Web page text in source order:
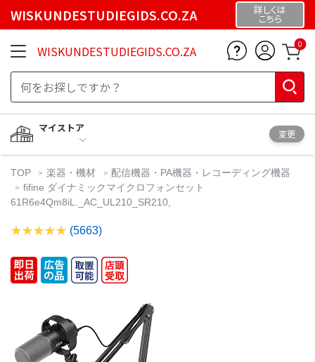
WISKUNDESTUDIEGIDS.CO.ZA 詳しくは
こちら
WISKUNDESTUDIEGIDS.CO.ZA 0
マイストア
変更
TOP 楽器・機材
配信機器・PA機器・レコーディング機器
fifine ダイナミックマイクロフォンセット
61R6e4Qm8iL._AC_UL210_SR210,
(5663)